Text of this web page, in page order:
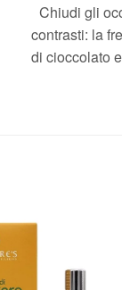
Chiudi gli
contrasti: la
di cioccolato